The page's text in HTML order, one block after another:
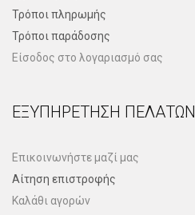
Τρόποι πληρωμής
Τρόποι παράδοσης
Είσοδος στο λογαριασμό σας
ΕΞΥΠΗΡΈΤΗΣΗ ΠΕΛΑΤΏΝ
Επικοινωνήστε μαζί μας
Αίτηση επιστροφής
Καλάθι αγορών